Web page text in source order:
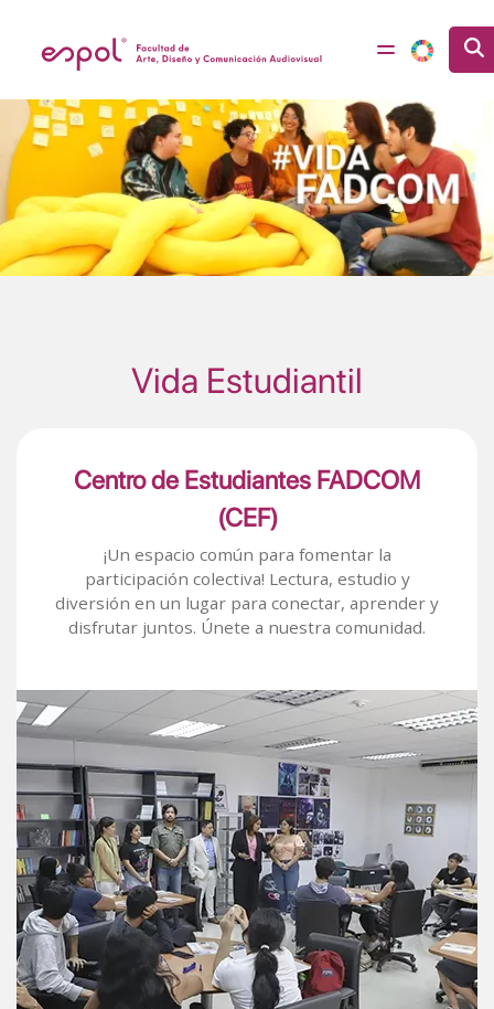
Pasar al contenido principal
Header Image
Image
Vida Estudiantil
Centro de Estudiantes FADCOM
(CEF)
¡Un espacio común para fomentar la
participación colectiva! Lectura, estudio y
diversión en un lugar para conectar, aprender y
disfrutar juntos. Únete a nuestra comunidad.
Image